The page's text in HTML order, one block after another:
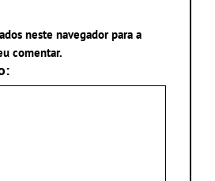
neste navegador para a
comentar.